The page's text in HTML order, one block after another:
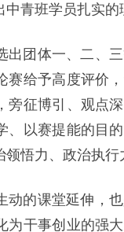
青班学员扎实
出团体一、二、
赛给予高度评价
旁征博引、观点
、以赛提能的目
悟力、政治执行
动的课堂延伸，
为干事创业的强